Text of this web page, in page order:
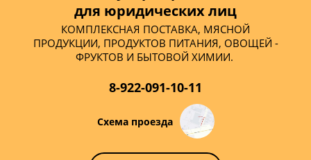
для юридических лиц
КОМПЛЕКСНАЯ ПОСТАВКА, МЯСНОЙ
ПРОДУКЦИИ, ПРОДУКТОВ ПИТАНИЯ, ОВОЩЕЙ -
ФРУКТОВ И БЫТОВОЙ ХИМИИ.
8-922-091-10-11
Схема проезда